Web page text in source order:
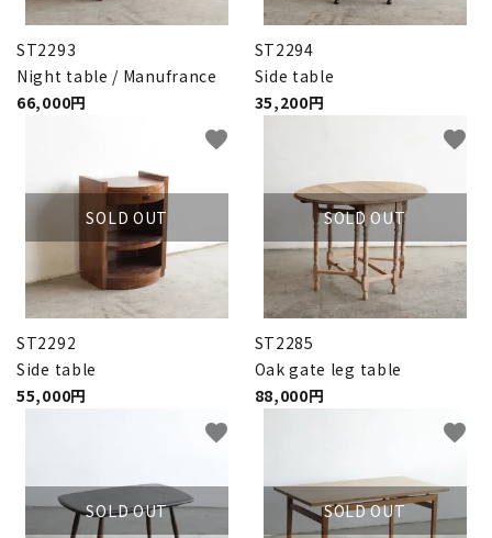
ST2293
Night table / Manufrance
66,000円
ST2294
Side table
35,200円
SOLD OUT
ST2292
Side table
55,000円
favorite
SOLD OUT
ST2285
Oak gate leg table
88,000円
favorite
SOLD OUT
favorite
SOLD OUT
favorite